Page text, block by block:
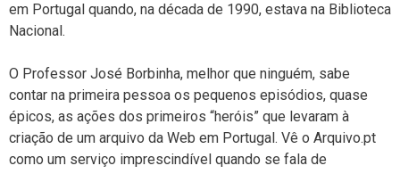
em Portugal quando, na década de 1990, estava na Biblioteca
Nacional.
O Professor José Borbinha, melhor que ninguém, sabe
contar na primeira pessoa os pequenos episódios, quase
épicos, as ações dos primeiros “heróis” que levaram à
criação de um arquivo da Web em Portugal. Vê o Arquivo.pt
como um serviço imprescindível quando se fala de